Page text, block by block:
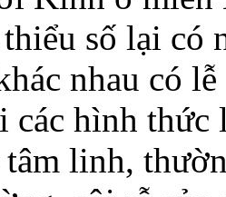
số lại có
nhau có
các hình
linh,